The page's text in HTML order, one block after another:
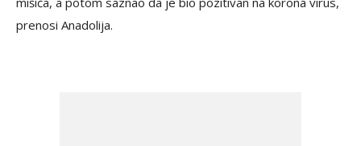
prenosi Anadolija.